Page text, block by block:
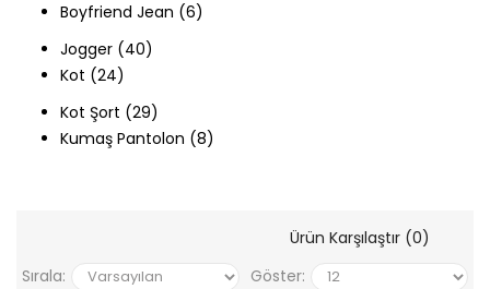
Boyfriend Jean (6)
Jogger (40)
Kot (24)
Kot Şort (29)
Kumaş Pantolon (8)
Ürün Karşılaştır (0)
Sırala:
Göster: